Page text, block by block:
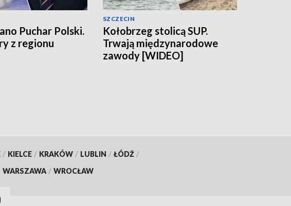
Puchar Polski.
z regionu
SZCZECIN
Kołobrzeg stolicą SUP.
Trwają międzynarodowe
zawody [WIDEO]
/ KIELCE / KRAKÓW / LUBLIN / ŁÓDŹ /
WARSZAWA / WROCŁAW